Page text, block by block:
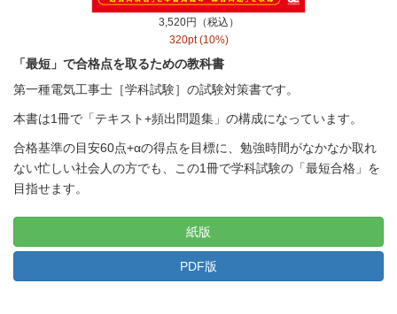
3,520円（税込）
320pt (10%)
「最短」で合格点を取るための教科書
第一種電気工事士［学科試験］の試験対策書です。
本書は1冊で「テキスト+頻出問題集」の構成になっています。
合格基準の目安60点+αの得点を目標に、勉強時間がなかなか取れ
ない忙しい社会人の方でも、この1冊で学科試験の「最短合格」を
目指せます。
紙版
PDF版